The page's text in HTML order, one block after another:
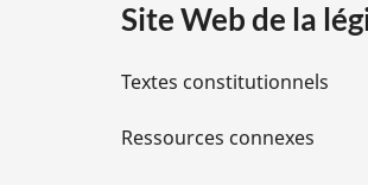
i
l
s
Site Web de la
Textes constitutionnels
Ressources connexes